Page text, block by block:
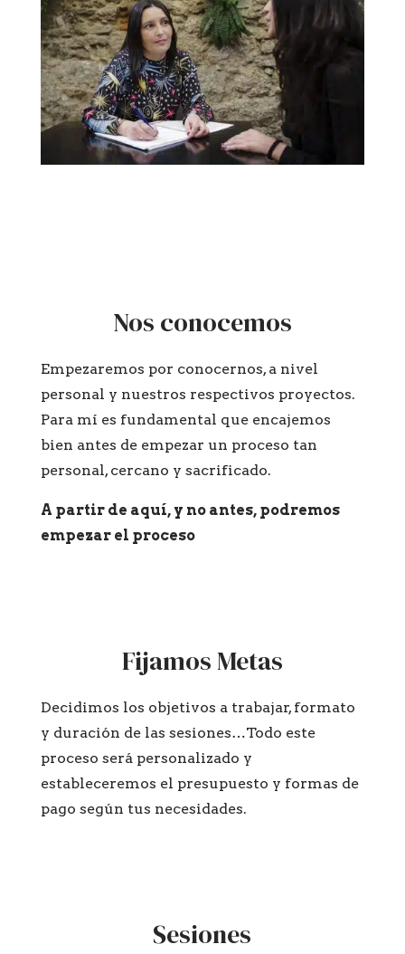
Nos conocemos
Empezaremos por conocernos, a nivel
personal y nuestros respectivos proyectos.
Para mí es fundamental que encajemos
bien antes de empezar un proceso tan
personal, cercano y sacrificado.
A partir de aquí, y no antes, podremos
empezar el proceso
Fijamos Metas
Decidimos los objetivos a trabajar, formato
y duración de las sesiones…Todo este
proceso será personalizado y
estableceremos el presupuesto y formas de
pago según tus necesidades.
Sesiones